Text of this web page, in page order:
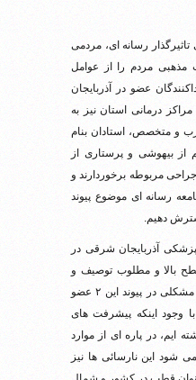
رسانه ای، مردمی
مذهبی مردم را از عوامل
عضو در آذربایجان
درمانی استان نیز به
و متخصص، استادان بنام
از بیهوشی و پرستاری از
مربوطه برخوردارند و
رسانه ای موضوع پیوند
دهیم.
آذربایجان شرقی در
بالا و مطلوب توصیف و
اضافه کرد: هم اکنون هیچ گونه مشکلی در پیوند این ۲ عضو
با وجود اینکه پیشرفت های
ایم، در پاره ای از موارد
شود این نارسائی ها نیز